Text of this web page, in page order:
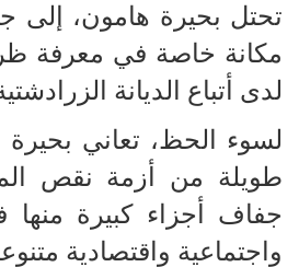
تحتل بحيرة هامون، إلى
مكانة خاصة في معرفة
لدى أتباع الديانة
لسوء الحظ، تعاني بحيرة
طويلة من أزمة نقص
جفاف أجزاء كبيرة منها
واجتماعية واقتصادية